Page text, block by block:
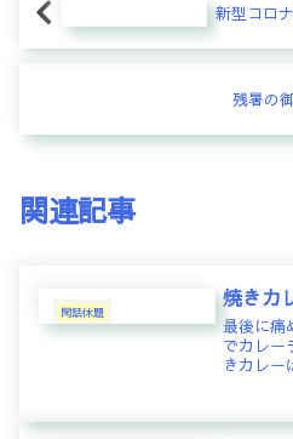
新型コロ
残暑の
関連記事
閑話休題
焼きカ
最後に痛
でカレー
きカレー